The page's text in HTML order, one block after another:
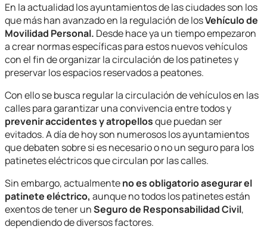
En la actualidad los ayuntamientos de las ciudades son los
que más han avanzado en la regulación de losVehículo de
Movilidad Personal. Desde hace ya un tiempo empezaron
a crear normas específicas para estos nuevos vehículos
con el fin de organizar la circulación de los patinetes y
preservar los espacios reservados a peatones.
Con ello se busca regular la circulación de vehículos en las
calles para garantizar una convivencia entre todos y
prevenir accidentes y atropellosque puedan ser
evitados. A día de hoy son numerosos los ayuntamientos
que debaten sobre si es necesario o no un seguro para los
patinetes eléctricos que circulan por las calles.
Sin embargo, actualmenteno es obligatorio asegurar el
patinete eléctrico, aunque no todos los patinetes están
exentos de tener unSeguro de Responsabilidad Civil,
dependiendo de diversos factores.